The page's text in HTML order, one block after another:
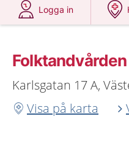
Logga in
Karlsgatan 17 A,
Visa på karta